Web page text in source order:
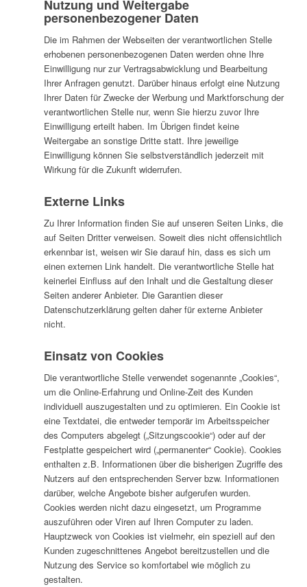
Nutzung und Weitergabe
personenbezogener Daten
Die im Rahmen der Webseiten der verantwortlichen Stelle
erhobenen personenbezogenen Daten werden ohne Ihre
Einwilligung nur zur Vertragsabwicklung und Bearbeitung
Ihrer Anfragen genutzt. Darüber hinaus erfolgt eine Nutzung
Ihrer Daten für Zwecke der Werbung und Marktforschung der
verantwortlichen Stelle nur, wenn Sie hierzu zuvor Ihre
Einwilligung erteilt haben. Im Übrigen findet keine
Weitergabe an sonstige Dritte statt. Ihre jeweilige
Einwilligung können Sie selbstverständlich jederzeit mit
Wirkung für die Zukunft widerrufen.
Externe Links
Zu Ihrer Information finden Sie auf unseren Seiten Links, die
auf Seiten Dritter verweisen. Soweit dies nicht offensichtlich
erkennbar ist, weisen wir Sie darauf hin, dass es sich um
einen externen Link handelt. Die verantwortliche Stelle hat
keinerlei Einfluss auf den Inhalt und die Gestaltung dieser
Seiten anderer Anbieter. Die Garantien dieser
Datenschutzerklärung gelten daher für externe Anbieter
nicht.
Einsatz von Cookies
Die verantwortliche Stelle verwendet sogenannte „Cookies“,
um die Online-Erfahrung und Online-Zeit des Kunden
individuell auszugestalten und zu optimieren. Ein Cookie ist
eine Textdatei, die entweder temporär im Arbeitsspeicher
des Computers abgelegt („Sitzungscookie“) oder auf der
Festplatte gespeichert wird („permanenter“ Cookie). Cookies
enthalten z.B. Informationen über die bisherigen Zugriffe des
Nutzers auf den entsprechenden Server bzw. Informationen
darüber, welche Angebote bisher aufgerufen wurden.
Cookies werden nicht dazu eingesetzt, um Programme
auszuführen oder Viren auf Ihren Computer zu laden.
Hauptzweck von Cookies ist vielmehr, ein speziell auf den
Kunden zugeschnittenes Angebot bereitzustellen und die
Nutzung des Service so komfortabel wie möglich zu
gestalten.